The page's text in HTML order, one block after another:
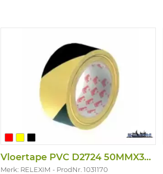
Vloertape PVC D2724 50MMX33M
Merk: RELEXIM ProdNr. 1031170